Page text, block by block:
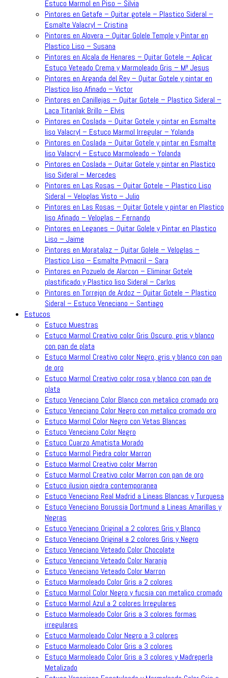
Estuco Marmol en Piso – Silvia
Pintores en Getafe – Quitar gotele – Plastico Sideral –
Esmalte Valacryl – Cristina
Pintores en Alovera – Quitar Golele Temple y Pintar en
Plastico Liso – Susana
Pintores en Alcala de Henares – Quitar Gotele – Aplicar
Estuco Veteado Crema y Marmoleado Gris – Mª Jesus
Pintores en Arganda del Rey – Quitar Gotele y pintar en
Plastico liso Afinado – Victor
Pintores en Canillejas – Quitar Gotele – Plastico Sideral –
Laca Titanlak Brillo – Elvis
Pintores en Coslada – Quitar Gotele y pintar en Esmalte
liso Valacryl – Estuco Marmol Irregular – Yolanda
Pintores en Coslada – Quitar Gotele y pintar en Esmalte
liso Valacryl – Estuco Marmoleado – Yolanda
Pintores en Coslada – Quitar Gotele y pintar en Plastico
liso Sideral – Mercedes
Pintores en Las Rosas – Quitar Gotele – Plastico Liso
Sideral – Veloglas Visto – Julio
Pintores en Las Rosas – Quitar Gotele y pintar en Plastico
liso Afinado – Veloglas – Fernando
Pintores en Leganes – Quitar Golele y Pintar en Plastico
Liso – Jaime
Pintores en Moratalaz – Quitar Golele – Veloglas –
Plastico Liso – Esmalte Pymacril – Sara
Pintores en Pozuelo de Alarcon – Eliminar Gotele
plastificado y Plastico liso Sideral – Carlos
Pintores en Torrejon de Ardoz – Quitar Gotele – Plastico
Sideral – Estuco Veneciano – Santiago
Estucos
Estuco Muestras
Estuco Marmol Creativo color Gris Oscuro, gris y blanco
con pan de plata
Estuco Marmol Creativo color Negro, gris y blanco con pan
de oro
Estuco Marmol Creativo color rosa y blanco con pan de
plata
Estuco Veneciano Color Blanco con metalico cromado oro
Estuco Veneciano Color Negro con metalico cromado oro
Estuco Marmol Color Negro con Vetas Blancas
Estuco Veneciano Color Negro
Estuco Cuarzo Amatista Morado
Estuco Marmol Piedra color Marron
Estuco Marmol Creativo color Marron
Estuco Marmol Creativo color Marron con pan de oro
Estuco ilusion piedra contemporanea
Estuco Veneciano Real Madrid a Lineas Blancas y Turquesa
Estuco Veneciano Borussia Dortmund a Lineas Amarillas y
Negras
Estuco Veneciano Original a 2 colores Gris y Blanco
Estuco Veneciano Original a 2 colores Gris y Negro
Estuco Veneciano Veteado Color Chocolate
Estuco Veneciano Veteado Color Naranja
Estuco Veneciano Veteado Color Marron
Estuco Marmoleado Color Gris a 2 colores
Estuco Marmol Color Negro y fucsia con metalico cromado
Estuco Marmol Azul a 2 colores Irregulares
Estuco Marmoleado Color Gris a 3 colores formas
irregulares
Estuco Marmoleado Color Negro a 3 colores
Estuco Marmoleado Color Gris a 3 colores
Estuco Marmoleado Color Gris a 3 colores y Madreperla
Metalizado